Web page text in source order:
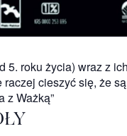
5. roku życia) wraz z
cieszyć się, że
z Ważką”